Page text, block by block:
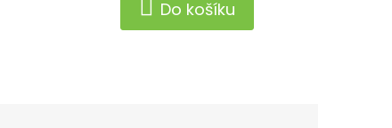
hvězdiček.
Do košíku